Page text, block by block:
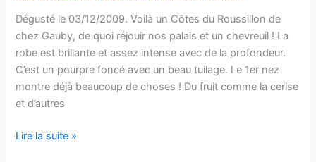
–
Domaine
Gauby
–
2009
Dégusté le 03/12/2009. Voilà un Côtes du Roussillon de
chez Gauby, de quoi réjouir nos palais et un chevreuil ! La
robe est brillante et assez intense avec de la profondeur.
C’est un pourpre foncé avec un beau tuilage. Le 1er nez
montre déjà beaucoup de choses ! Du fruit comme la cerise
et d’autres
Côtes
Lire la suite »